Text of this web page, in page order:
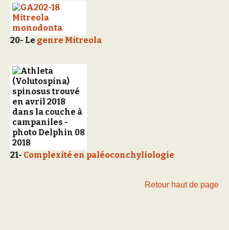
20- Le genre Mitreola
21- Complexité en paléoconchyliologie
Retour haut de page